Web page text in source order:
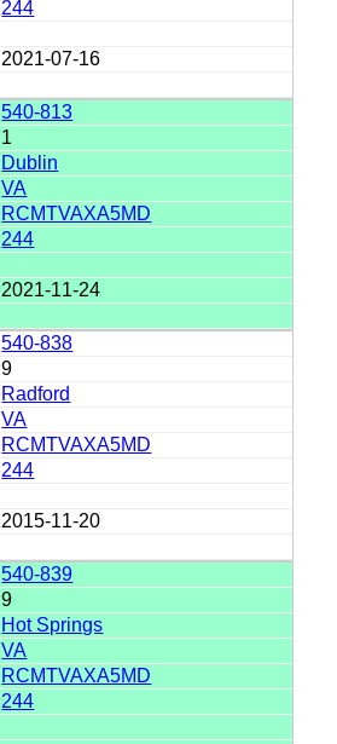
244
2021-07-16
540-813
1
Dublin
VA
RCMTVAXA5MD
244
2021-11-24
540-838
9
Radford
VA
RCMTVAXA5MD
244
2015-11-20
540-839
9
Hot Springs
VA
RCMTVAXA5MD
244